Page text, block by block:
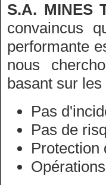
S.A. MINES
convaincus
performante
nous
basant sur
Pas
Pas de
Protection